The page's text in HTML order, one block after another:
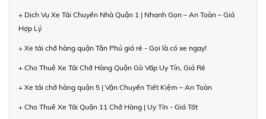
+ Dịch Vụ Xe Tải Chuyển Nhà Quận 1 | Nhanh Gọn – An Toàn – Giá
Hợp Lý
+ Xe tải chở hàng quận Tân Phú giá rẻ - Gọi là có xe ngay!
+ Cho Thuê Xe Tải Chở Hàng Quận Gò Vấp Uy Tín, Giá Rẻ
+ Xe tải chở hàng quận 5 | Vận Chuyển Tiết Kiệm – An Toàn
+ Cho Thuê Xe Tải Quận 11 Chở Hàng | Uy Tín - Giá Tốt